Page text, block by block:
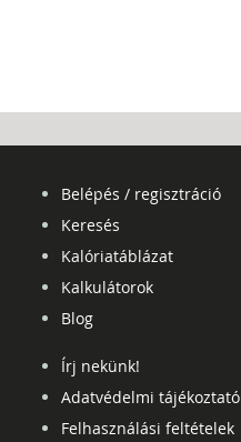
Belépés / regisztráció
Keresés
Kalóriatáblázat
Kalkulátorok
Blog
Írj nekünk!
Adatvédelmi tájékoztató
Felhasználási feltételek